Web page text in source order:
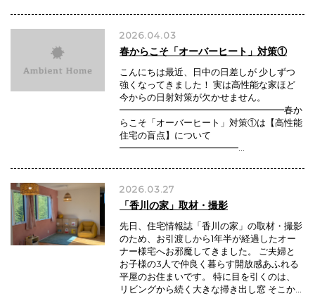
2026.04.03
春からこそ「オーバーヒート」対策①
こんにちは最近、日中の日差しが 少しずつ
強くなってきました！ 実は高性能な家ほど
今からの日射対策が欠かせません。
━━━━━━━━━━━━━━━━━━春か
らこそ「オーバーヒート」対策①は【高性能
住宅の盲点】について
━━━━━━━━━━━━━…
2026.03.27
「香川の家」取材・撮影
先日、住宅情報誌「香川の家」の取材・撮影
のため、お引渡しから1年半が経過したオー
ナー様宅へお邪魔してきました。 ご夫婦と
お子様の3人で仲良く暮らす開放感あふれる
平屋のお住まいです。 特に目を引くのは、
リビングから続く大きな掃き出し窓 そこか…